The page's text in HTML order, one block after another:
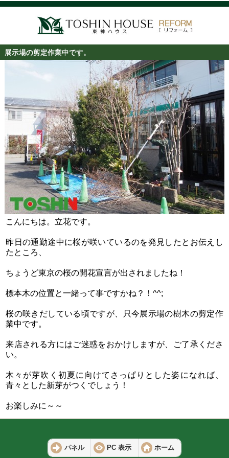
展示場の剪定作業中です。
こんにちは。立花です。
昨日の通勤途中に桜が咲いているのを発見したとお伝えし
たところ、
ちょうど東京の桜の開花宣言が出されましたね！
標本木の位置と一緒って事ですかね？！^^;
桜の咲きだしている頃ですが、只今展示場の樹木の剪定作
業中です。
来店される方にはご迷惑をおかけしますが、ご了承くださ
い。
木々が芽吹く初夏に向けてさっぱりとした姿になれば、
青々とした新芽がつくでしょう！
お楽しみに～～
パネル PC 表示 ホーム